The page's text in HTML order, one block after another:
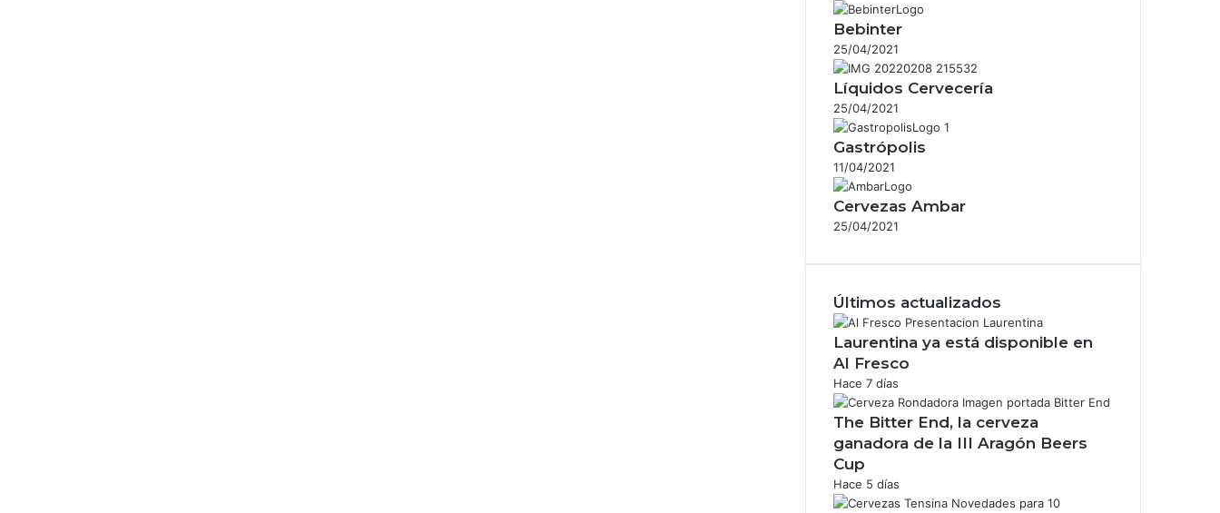
Bebinter
25/04/2021
Líquidos Cervecería
25/04/2021
Gastrópolis
11/04/2021
Cervezas Ambar
25/04/2021
Últimos actualizados
Laurentina ya está disponible en
Al Fresco
Hace 7 días
The Bitter End, la cerveza
ganadora de la III Aragón Beers
Cup
Hace 5 días